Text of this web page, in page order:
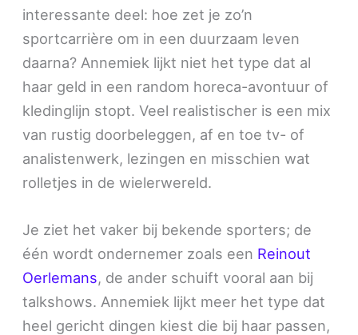
interessante deel: hoe zet je zo’n
sportcarrière om in een duurzaam leven
daarna? Annemiek lijkt niet het type dat al
haar geld in een random horeca-avontuur of
kledinglijn stopt. Veel realistischer is een mix
van rustig doorbeleggen, af en toe tv- of
analistenwerk, lezingen en misschien wat
rolletjes in de wielerwereld.
Je ziet het vaker bij bekende sporters; de
één wordt ondernemer zoals een Reinout
Oerlemans, de ander schuift vooral aan bij
talkshows. Annemiek lijkt meer het type dat
heel gericht dingen kiest die bij haar passen,